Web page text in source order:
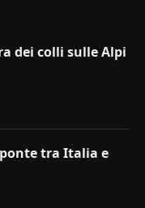
dei colli sulle Alpi
tra Italia e